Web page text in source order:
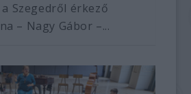
Szegedről érkező
– Nagy Gábor –...